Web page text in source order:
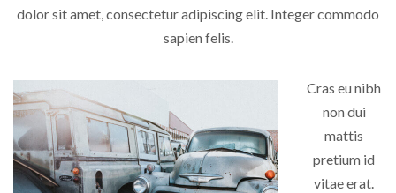
dolor sit amet, consectetur adipiscing elit. Integer commodo
sapien felis.
Cras eu nibh
non dui
mattis
pretium id
vitae erat.